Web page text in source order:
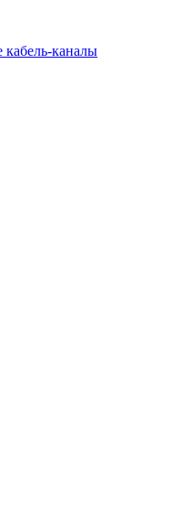
каналы